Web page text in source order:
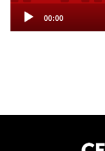
00:00